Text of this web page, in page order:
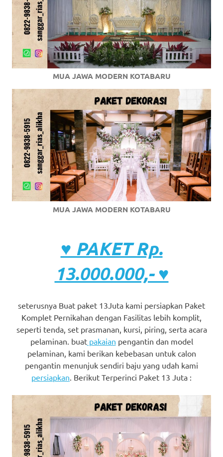
MUA JAWA MODERN KOTABARU
MUA JAWA MODERN KOTABARU
♥ PAKET Rp.
13.000.000,- ♥
seterusnya Buat paket 13Juta kami persiapkan Paket
Komplet Pernikahan dengan Fasilitas lebih komplit,
seperti tenda, set prasmanan, kursi, piring, serta acara
pelaminan. buatpakaian pengantin dan model
pelaminan, kami berikan kebebasan untuk calon
pengantin menunjuk sendiri baju yang udah kami
persiapkan . Berikut Terperinci Paket 13 Juta :